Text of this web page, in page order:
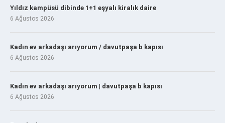
Yıldız kampüsü dibinde 1+1 eşyalı kiralık daire
6 Ağustos 2026
Kadın ev arkadaşı arıyorum / davutpaşa b kapısı
6 Ağustos 2026
Kadın ev arkadaşı arıyorum | davutpaşa b kapısı
6 Ağustos 2026